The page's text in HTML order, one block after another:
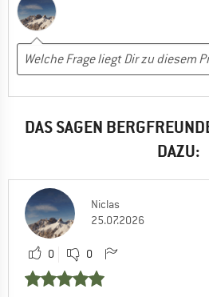
DAS SAGEN
DAZU:
Niclas
25.07.2026
0 0